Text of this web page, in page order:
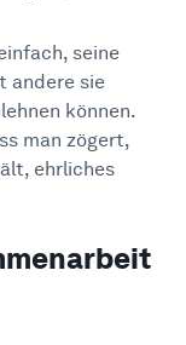
seine
andere sie
können.
man zögert,
ehrliches